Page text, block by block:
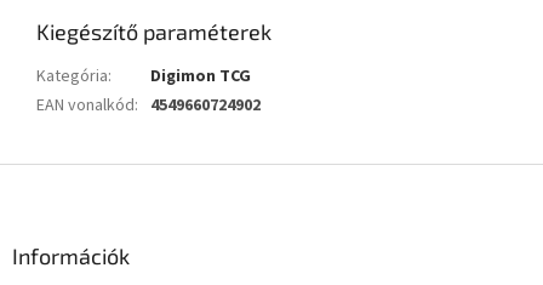
Kiegészítő paraméterek
Kategória:
Digimon TCG
EAN vonalkód: 4549660724902
Információk